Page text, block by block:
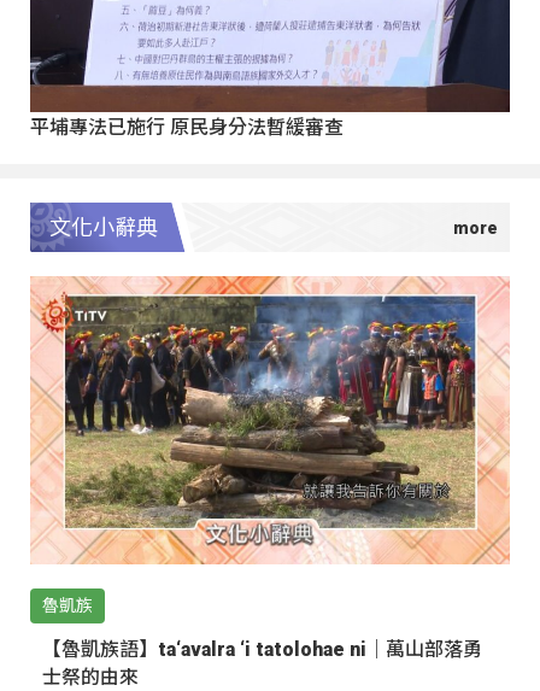
平埔專法已施行 原民身分法暫緩審查
文化小辭典
魯凱族
【魯凱族語】ta‘avalra ‘i tatolohae ni｜萬山部落勇
士祭的由來